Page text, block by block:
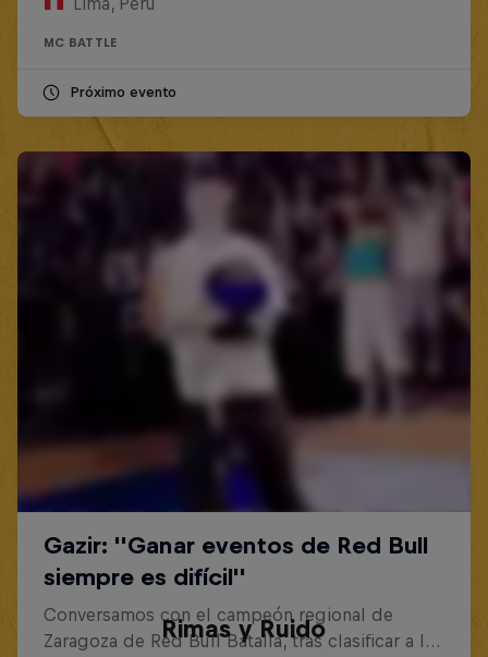
MC BATTLE
Próximo evento
Rimas y Ruido